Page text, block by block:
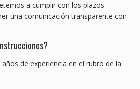
a cumplir con los plazos
una comunicación transparente con
años de experiencia en el rubro de la